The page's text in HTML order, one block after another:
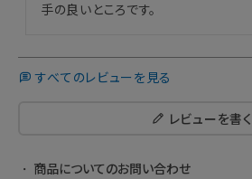
手の良いところです。
すべてのレビューを見る
レビューを書く
商品についてのお問い合わせ